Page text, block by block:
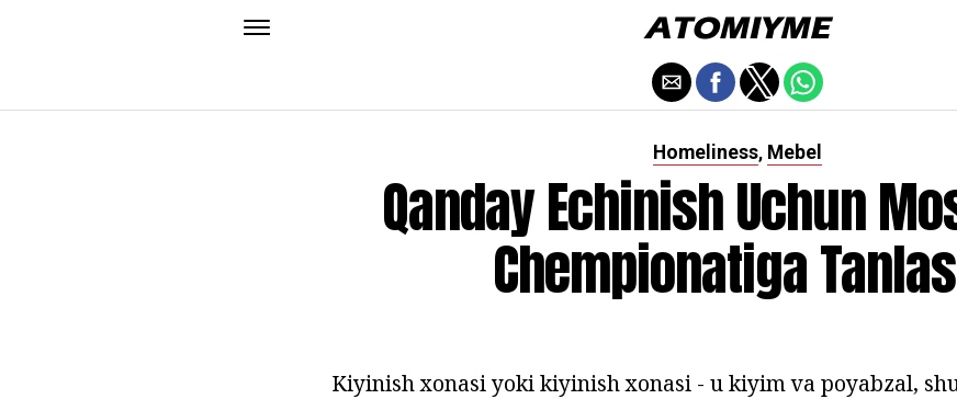
Homeliness, Mebel
Qanday Echinish Uchun
Chempionatiga
Kiyinish xonasi yoki kiyinish xonasi - u kiyim va poyabzal,